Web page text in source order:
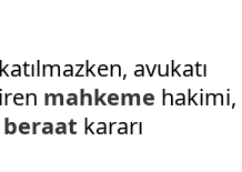
avukatı
mahkeme hakimi,
beraat kararı